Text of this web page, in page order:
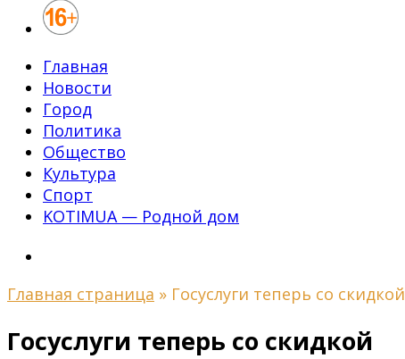
Главная
Новости
Город
Политика
Общество
Культура
Спорт
KOTIMUA — Родной дом
Главная страница » Госуслуги теперь со скидкой
Госуслуги теперь со скидкой